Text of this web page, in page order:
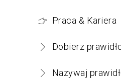
Praca & Kariera
Dobierz
Nazywaj